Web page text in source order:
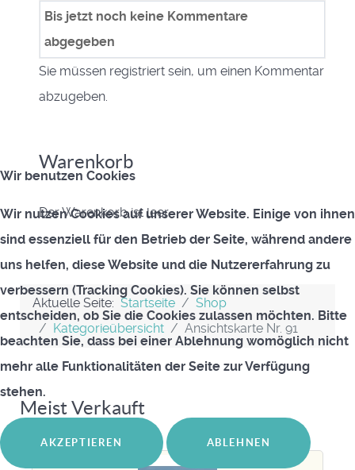
Bis jetzt noch keine Kommentare
abgegeben
Sie müssen registriert sein, um einen Kommentar
abzugeben.
Warenkorb
Der Warenkorb ist leer
Aktuelle Seite: Startseite
Shop
Kategorieübersicht
Ansichtskarte Nr. 91
Meist Verkauft
Wir benutzen Cookies
Wir nutzen Cookies auf unserer Website. Einige von ihnen
sind essenziell für den Betrieb der Seite, während andere
uns helfen, diese Website und die Nutzererfahrung zu
verbessern (Tracking Cookies). Sie können selbst
entscheiden, ob Sie die Cookies zulassen möchten. Bitte
beachten Sie, dass bei einer Ablehnung womöglich nicht
mehr alle Funktionalitäten der Seite zur Verfügung
stehen.
AKZEPTIEREN ABLEHNEN